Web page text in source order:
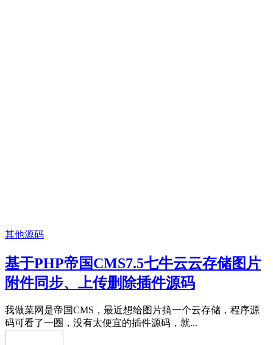
其他源码
基于PHP帝国CMS7.5七牛云云存储图片
附件同步、上传删除插件源码
我做菜网是帝国CMS，最近想给图片搞一个云存储，程序源
码可看了一圈，没有太便宜的插件源码，就...